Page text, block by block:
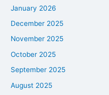
January 2026
December 2025
November 2025
October 2025
September 2025
August 2025